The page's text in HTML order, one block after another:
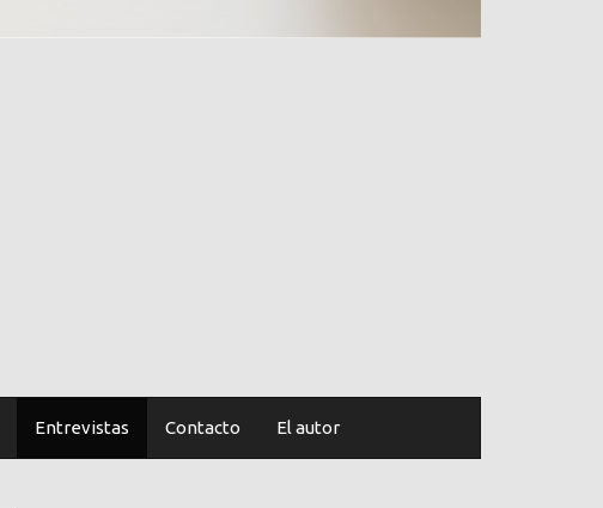
Entrevistas Contacto El autor